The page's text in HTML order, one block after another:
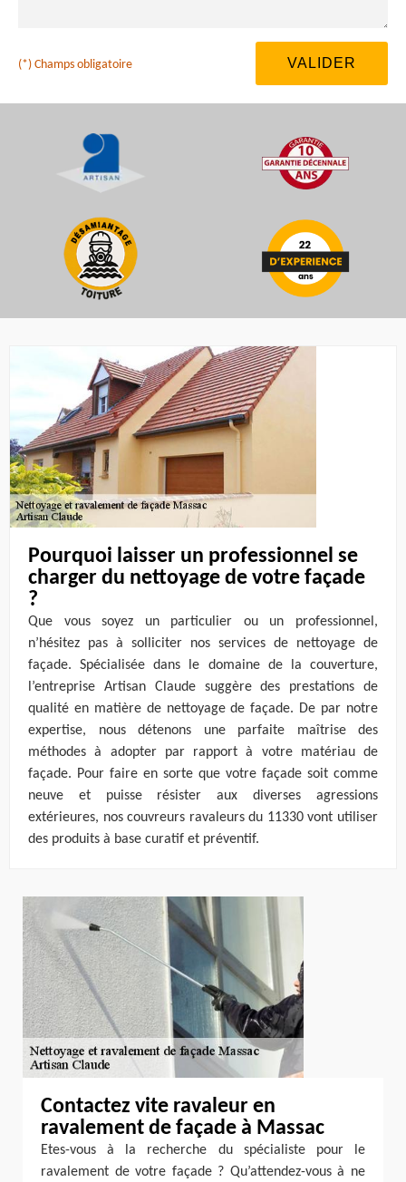
(*) Champs obligatoire
Pourquoi laisser un professionnel se
charger du nettoyage de votre façade
?
Que vous soyez un particulier ou un professionnel,
n’hésitez pas à solliciter nos services de nettoyage de
façade. Spécialisée dans le domaine de la couverture,
l’entreprise Artisan Claude suggère des prestations de
qualité en matière de nettoyage de façade. De par notre
expertise, nous détenons une parfaite maîtrise des
méthodes à adopter par rapport à votre matériau de
façade. Pour faire en sorte que votre façade soit comme
neuve et puisse résister aux diverses agressions
extérieures, nos couvreurs ravaleurs du 11330 vont utiliser
des produits à base curatif et préventif.
Contactez vite ravaleur en
ravalement de façade à Massac
Etes-vous à la recherche du spécialiste pour le
ravalement de votre façade ? Qu’attendez-vous à ne